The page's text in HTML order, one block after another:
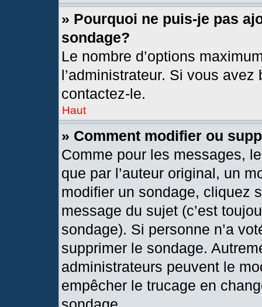
» Pourquoi ne puis-je pas
sondage?
Le nombre d’options
l’administrateur. Si vous
contactez-le.
Haut
» Comment modifier ou
Comme pour les messages,
que par l’auteur original, un
modifier un sondage, cliquez
message du sujet (c’est
sondage). Si personne n’a
supprimer le sondage.
administrateurs peuvent le
empêcher le trucage en